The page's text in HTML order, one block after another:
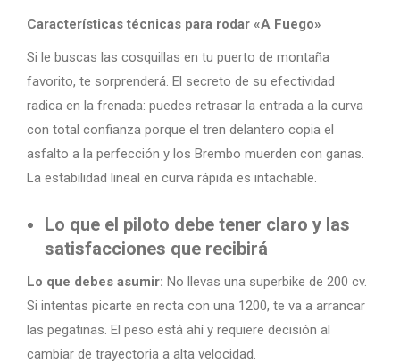
Características técnicas para rodar «A Fuego»
Si le buscas las cosquillas en tu puerto de montaña
favorito, te sorprenderá. El secreto de su efectividad
radica en la frenada: puedes retrasar la entrada a la curva
con total confianza porque el tren delantero copia el
asfalto a la perfección y los Brembo muerden con ganas.
La estabilidad lineal en curva rápida es intachable.
Lo que el piloto debe tener claro y las
satisfacciones que recibirá
Lo que debes asumir: No llevas una superbike de 200 cv.
Si intentas picarte en recta con una 1200, te va a arrancar
las pegatinas. El peso está ahí y requiere decisión al
cambiar de trayectoria a alta velocidad.